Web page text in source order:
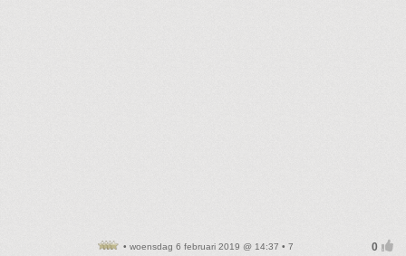
• woensdag 6 februari 2019 @ 14:37 • 7